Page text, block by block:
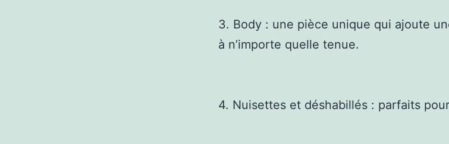
3. Body : une pièce unique qui ajoute
à n’importe quelle tenue.
4. Nuisettes et déshabillés : parfaits